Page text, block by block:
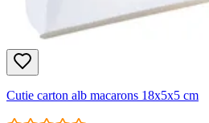
Cutie carton alb macarons 18x5x5 cm